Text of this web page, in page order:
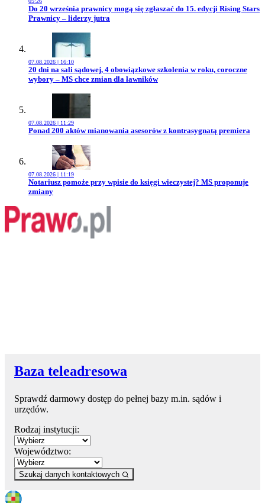
Przejdź do artykułu:
Do 20 września prawnicy mogą się zgłaszać do 15. edycji Rising Stars
Prawnicy – liderzy jutra
07.08.2026 | 16:10
Przejdź do artykułu:
20 dni na sali sądowej, 4 obowiązkowe szkolenia w roku, coroczne
wybory – MS chce zmian dla ławników
07.08.2026 | 11:29
Przejdź do artykułu:
Ponad 200 aktów mianowania asesorów z kontrasygnatą premiera
07.08.2026 | 11:19
Przejdź do artykułu:
Notariusz pomoże przy wpisie do księgi wieczystej? MS proponuje
zmiany
Baza teleadresowa
Sprawdź darmowy dostęp do pełnej bazy m.in. sądów i
urzędów.
Rodzaj instytucji:
Województwo:
Szukaj danych kontaktowych